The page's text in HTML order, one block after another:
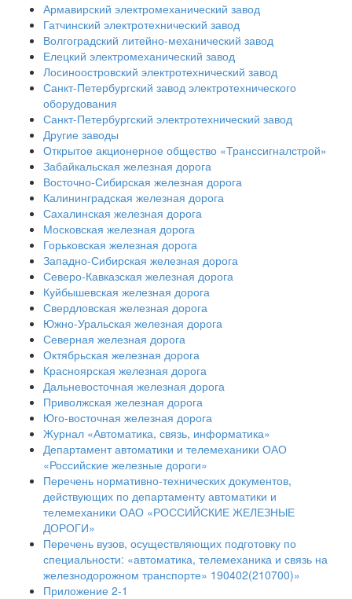
Армавирский электромеханический завод
Гатчинский электротехнический завод
Волгоградский литейно-механический завод
Елецкий электромеханический завод
Лосиноостровский электротехнический завод
Санкт-Петербургский завод электротехнического
оборудования
Санкт-Петербургский электротехнический завод
Другие заводы
Открытое акционерное общество «Транссигналстрой»
Забайкальская железная дорога
Восточно-Сибирская железная дорога
Калининградская железная дорога
Сахалинская железная дорога
Московская железная дорога
Горьковская железная дорога
Западно-Сибирская железная дорога
Северо-Кавказская железная дорога
Куйбышевская железная дорога
Свердловская железная дорога
Южно-Уральская железная дорога
Северная железная дорога
Октябрьская железная дорога
Красноярская железная дорога
Дальневосточная железная дорога
Приволжская железная дорога
Юго-восточная железная дорога
Журнал «Автоматика, связь, информатика»
Департамент автоматики и телемеханики ОАО
«Российские железные дороги»
Перечень нормативно-технических документов,
действующих по департаменту автоматики и
телемеханики ОАО «РОССИЙСКИЕ ЖЕЛЕЗНЫЕ
ДОРОГИ»
Перечень вузов, осуществляющих подготовку по
специальности: «автоматика, телемеханика и связь на
железнодорожном транспорте» 190402(210700)»
Приложение 2-1